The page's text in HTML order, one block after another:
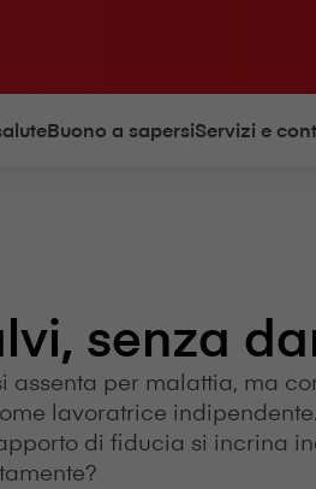
Buono a sapersiServizi e
senza
assenta per malattia, ma
lavoratrice
di fiducia si incrina